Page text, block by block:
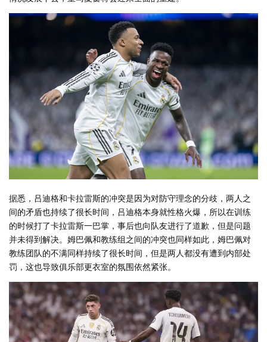
据悉，吕迪格和卡拉雷斯的冲突是因为对防守理念的分歧，两人之
间的矛盾也持续了很长时间，吕迪格本身就性格火爆，所以在训练
的时候打了卡拉雷斯一巴掌，事后也向队友进行了道歉，但是问题
并未得到解决。姆巴佩和教练组之间的冲突也同样如此，姆巴佩对
教练团队的不满同样持续了很长时间，但是两人都没有遭到内部处
罚，这也导致俱乐部更衣室的氛围依然紧张。